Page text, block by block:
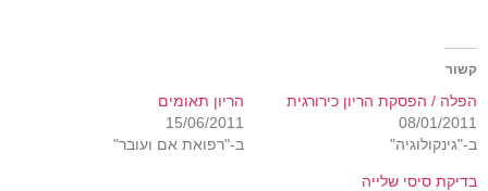
קשור
הפלה / הפסקת הריון כירורגית
08/01/2011
ב-"גינקולוגיה"
הריון תאומים
15/06/2011
ב-"רפואת אם ועובר"
בדיקת סיסי שלייה